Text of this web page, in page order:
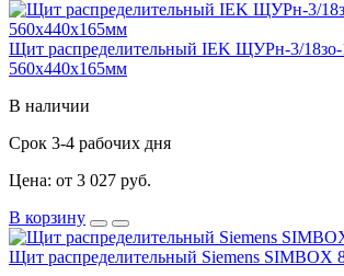
Щит распределительный IEK ЩУРн-3/18зо-
560х440х165мм
В наличии
Срок 3-4 рабочих дня
Цена: от 3 027 руб.
В корзину
Щит распределительный Siemens SIMBOX